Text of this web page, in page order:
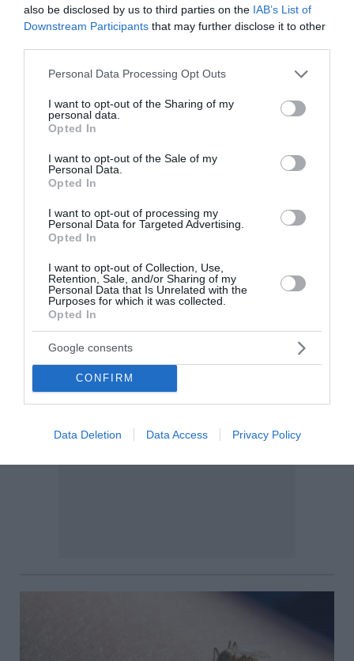
also be disclosed by us to third parties on the IAB’s List of
Downstream Participants that may further disclose it to other
Please note that this website/app uses one or more Google
not limited to your visit or usage behaviour. You may click to
grant or deny consent to Google and its third-party tags to
use your data for below specified purposes in below Google
consent section.
Personal Data Processing Opt Outs
I want to opt-out of the Sharing of my
personal data.
Opted In
I want to opt-out of the Sale of my
Personal Data.
Opted In
I want to opt-out of processing my
Personal Data for Targeted Advertising.
Opted In
I want to opt-out of Collection, Use,
Retention, Sale, and/or Sharing of my
Personal Data that Is Unrelated with the
Purposes for which it was collected.
Opted In
Google consents
CONFIRM
Data Deletion Data Access Privacy Policy
του θανατηφόρου τροχαίου στις Σέρρες, όπου
έχασαν τη ζωή τους μητέρα και γιος